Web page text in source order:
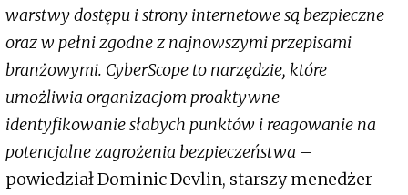
warstwy dostępu i strony internetowe są bezpieczne
oraz w pełni zgodne z najnowszymi przepisami
branżowymi. CyberScope to narzędzie, które
umożliwia organizacjom proaktywne
identyfikowanie słabych punktów i reagowanie na
potencjalne zagrożenia bezpieczeństwa –
powiedział Dominic Devlin, starszy menedżer